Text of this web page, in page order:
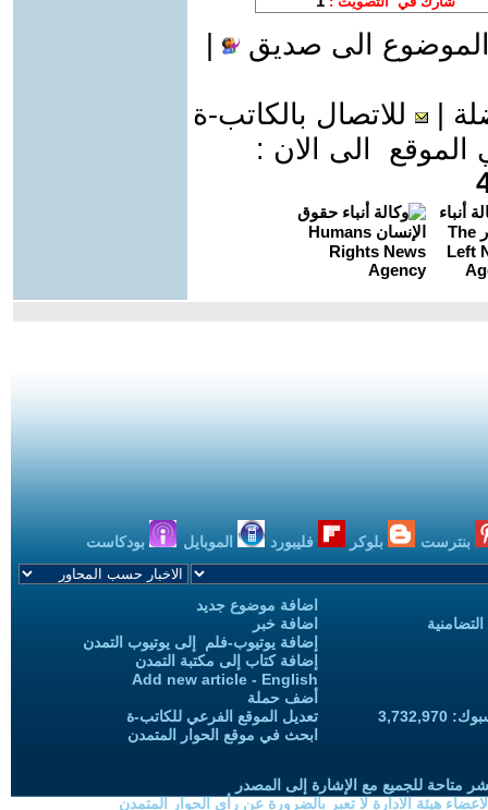
الى صديق
للاتصال بالكاتب-ة
الى الان :
بنترست بلوكر فليبورد الموبايل بودكاست
اضافة موضوع جديد
اضافة خبر
إضافة يوتيوب-فلم إلى يوتيوب التمدن
إضافة كتاب إلى مكتبة التمدن
Add new article - English
أضف حملة
تعديل الموقع الفرعي للكاتب-ة
ابحث في موقع الحوار المتمدن
متاحة للجميع مع الإشارة إلى المصدر
هيئة الادارة لا تعبر بالضرورة عن رأي الحوار المتمدن